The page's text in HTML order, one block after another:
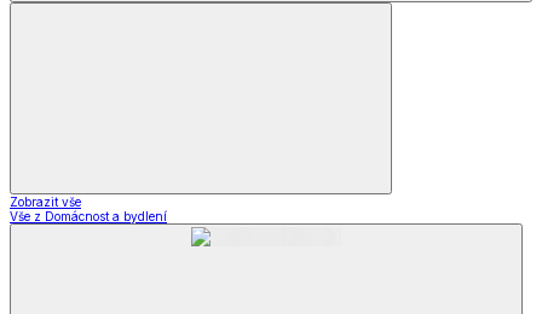
Zobrazit vše
Vše z Domácnost a bydlení